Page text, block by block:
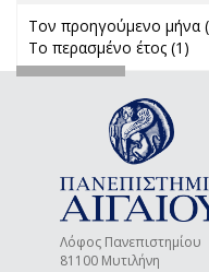
Τον προηγούμενο μήνα
Το περασμένο έτος (1)
Λόφος Πανεπιστημίου
81100 Μυτιλήνη